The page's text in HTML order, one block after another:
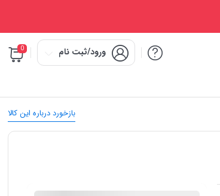
ورود/ثبت نام 0
بازخورد درباره این کالا